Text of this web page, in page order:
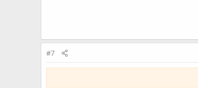
#7